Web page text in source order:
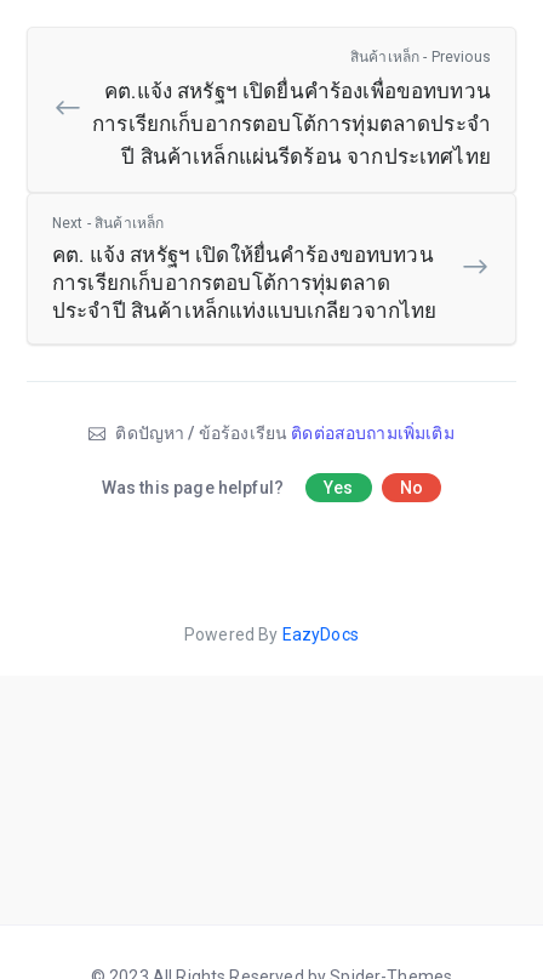
สินค้าเหล็ก - Previous
คต.แจ้ง สหรัฐฯ เปิดยื่นคำร้องเพื่อขอทบทวน
การเรียกเก็บอากรตอบโต้การทุ่มตลาดประจำ
ปี สินค้าเหล็กแผ่นรีดร้อน จากประเทศไทย
Next - สินค้าเหล็ก
คต. แจ้ง สหรัฐฯ เปิดให้ยื่นคำร้องขอทบทวน
การเรียกเก็บอากรตอบโต้การทุ่มตลาด
ประจำปี สินค้าเหล็กแท่งแบบเกลียวจากไทย
ติดปัญหา / ข้อร้องเรียน ติดต่อสอบถามเพิ่มเติม
Was this page helpful? Yes No
Powered By EazyDocs